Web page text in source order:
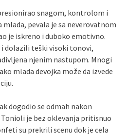
snagom, kontrolom i
pevala je sa neverovatnom
je iskreno i duboko emotivno.
i dolazili teški visoki tonovi,
njenim nastupom. Mnogi
mlada devojka može da izvede
dogodio se odmah nakon
je bez oklevanja pritisnuo
su prekrili scenu dok je cela